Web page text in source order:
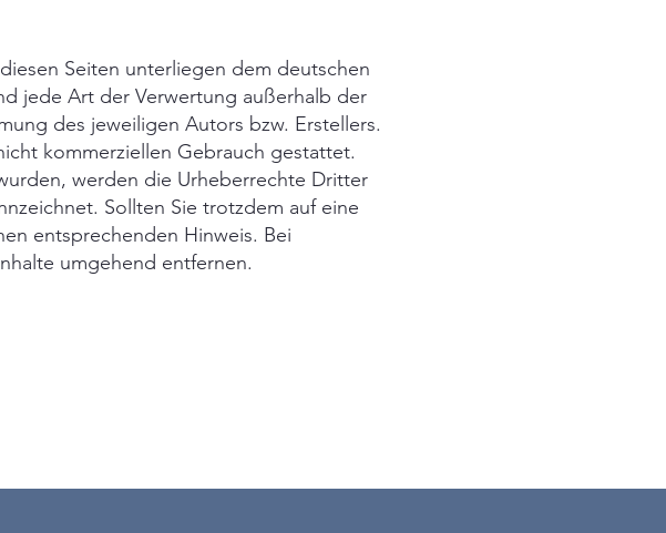
Seiten unterliegen dem deutschen
jede Art der Verwertung außerhalb der
des jeweiligen Autors bzw. Erstellers.
kommerziellen Gebrauch gestattet.
werden die Urheberrechte Dritter
Sollten Sie trotzdem auf eine
entsprechenden Hinweis. Bei
umgehend entfernen.